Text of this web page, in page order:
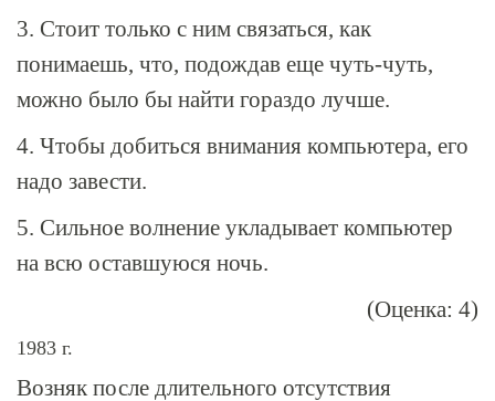
3. Стоит только с ним связаться, как
понимаешь, что, подождав еще чуть-чуть,
можно было бы найти гораздо лучше.
4. Чтобы добиться внимания компьютера, его
надо завести.
5. Сильное волнение укладывает компьютер
на всю оставшуюся ночь.
(Оценка: 4)
1983 г.
Возняк после длительного отсутствия